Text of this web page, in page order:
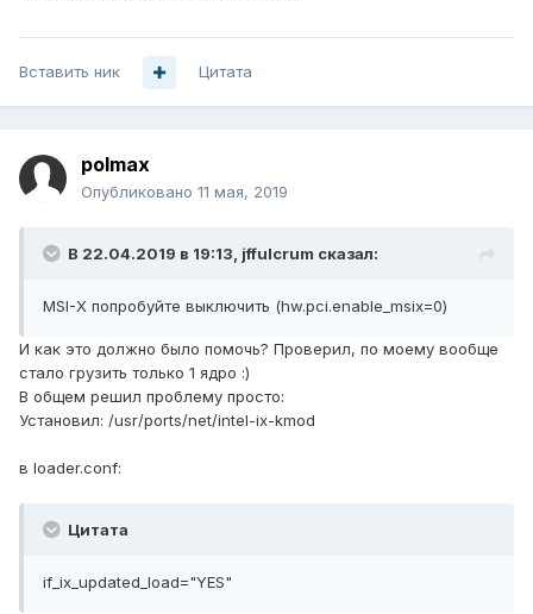
Вставить ник Цитата
polmax
Опубликовано 11 мая, 2019
В 22.04.2019 в 19:13, jffulcrum сказал:
MSI-X попробуйте выключить (hw.pci.enable_msix=0)
И как это должно было помочь? Проверил, по моему вообще
стало грузить только 1 ядро :)
В общем решил проблему просто:
Установил: /usr/ports/net/intel-ix-kmod
в loader.conf:
Цитата
if_ix_updated_load="YES"